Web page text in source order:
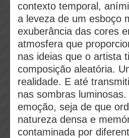
contexto temporal,
a leveza de um esboço
exuberância das cores
atmosfera que
nas ideias que o artista
composição aleatória.
realidade. E até
nas sombras
emoção, seja de que
natureza densa e
contaminada por